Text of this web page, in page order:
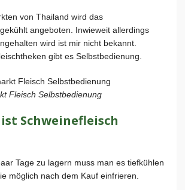
von Thailand wird das
angeboten. Inwieweit allerdings
wird ist mir nicht bekannt.
gibt es Selbstbedienung.
Fleisch Selbstbedienung
Schweinefleisch
Tage zu lagern muss man es tiefkühlen
möglich nach dem Kauf einfrieren.